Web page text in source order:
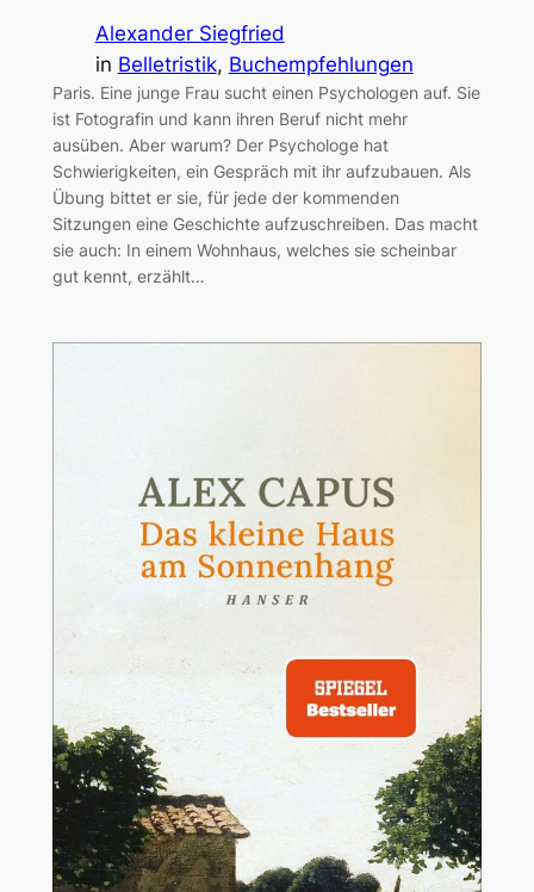
Alexander Siegfried
in Belletristik, Buchempfehlungen
Paris. Eine junge Frau sucht einen Psychologen auf. Sie
ist Fotografin und kann ihren Beruf nicht mehr
ausüben. Aber warum? Der Psychologe hat
Schwierigkeiten, ein Gespräch mit ihr aufzubauen. Als
Übung bittet er sie, für jede der kommenden
Sitzungen eine Geschichte aufzuschreiben. Das macht
sie auch: In einem Wohnhaus, welches sie scheinbar
gut kennt, erzählt…